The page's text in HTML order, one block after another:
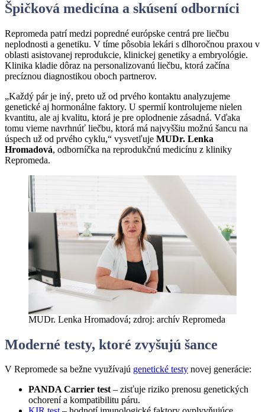
Špičková medicína a skúsení odborníci
Repromeda patrí medzi popredné európske centrá pre liečbu
neplodnosti a genetiku. V tíme pôsobia lekári s dlhoročnou praxou v
oblasti asistovanej reprodukcie, klinickej genetiky a embryológie.
Klinika kladie dôraz na personalizovanú liečbu, ktorá začína
precíznou diagnostikou oboch partnerov.
„Každý pár je iný, preto už od prvého kontaktu analyzujeme
genetické aj hormonálne faktory. U spermií kontrolujeme nielen
kvantitu, ale aj kvalitu, ktorá je pre oplodnenie zásadná. Vďaka
tomu vieme navrhnúť liečbu, ktorá má najvyššiu možnú šancu na
úspech už od prvého cyklu,“ vysvetľuje MUDr. Lenka
Hromadová, odborníčka na reprodukčnú medicínu z kliniky
Repromeda.
MUDr. Lenka Hromadová; zdroj: archív Repromeda
Moderné testy, ktoré zvyšujú šance
V Repromede sa bežne využívajú genetické testy novej generácie:
PANDA Carrier test– zisťuje riziko prenosu genetických
ochorení a kompatibilitu páru.